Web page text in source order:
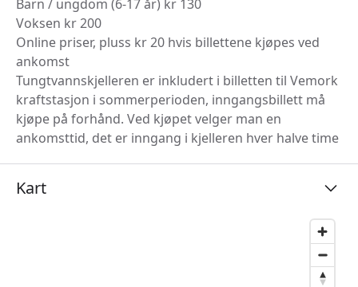
Barn / ungdom (6-17 år) kr 130
Voksen kr 200
Online priser, pluss kr 20 hvis billettene kjøpes ved
ankomst
Tungtvannskjelleren er inkludert i billetten til Vemork
kraftstasjon i sommerperioden, inngangsbillett må
kjøpe på forhånd. Ved kjøpet velger man en
ankomsttid, det er inngang i kjelleren hver halve time
Kart